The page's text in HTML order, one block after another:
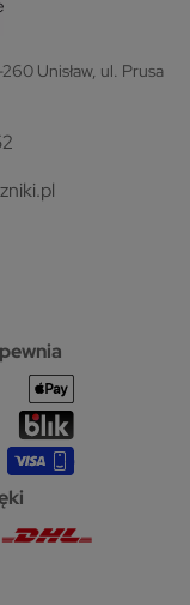
Unisław, ul. Prusa